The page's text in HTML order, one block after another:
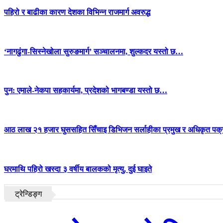
पहिरो र बाढीका कारण देशका विभिन्न राजमार्ग अवरुद्ध
‘नागढुंगा-सिस्नेखोला सुरुङमार्ग’ सञ्चालनमा, शुल्कदर यस्तो छ…
पुन: एमाले-नेकपा सहकार्यमा, प्रदेशको भागबण्डा यस्तो छ…
आठ लाख २१ हजार घुससहित सिँचाइ डिभिजन सर्लाहीका प्रमुख र अधिकृत
घरमाथि पहिरो खस्दा ३ वर्षीय बालकको मृत्यु, दुई घाइते
ट्रेन्डिङ्ग